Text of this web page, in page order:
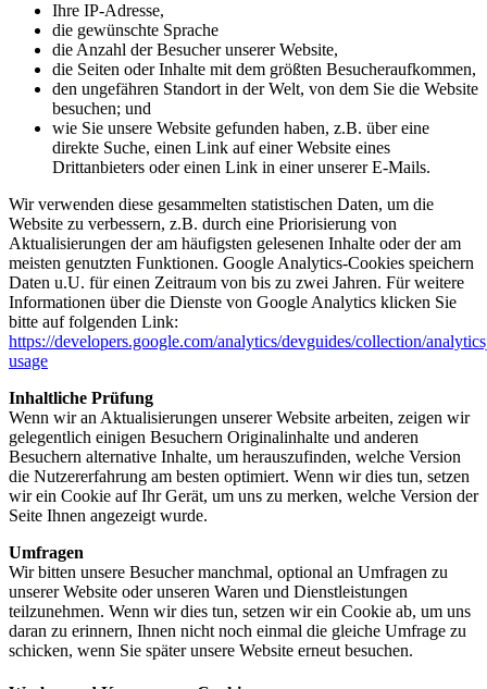
Ihre IP-Adresse,
die gewünschte Sprache
die Anzahl der Besucher unserer Website,
die Seiten oder Inhalte mit dem größten Besucheraufkommen,
den ungefähren Standort in der Welt, von dem Sie die Website
besuchen; und
wie Sie unsere Website gefunden haben, z.B. über eine
direkte Suche, einen Link auf einer Website eines
Drittanbieters oder einen Link in einer unserer E-Mails.
Wir verwenden diese gesammelten statistischen Daten, um die
Website zu verbessern, z.B. durch eine Priorisierung von
Aktualisierungen der am häufigsten gelesenen Inhalte oder der am
meisten genutzten Funktionen. Google Analytics-Cookies speichern
Daten u.U. für einen Zeitraum von bis zu zwei Jahren. Für weitere
Informationen über die Dienste von Google Analytics klicken Sie
bitte auf folgenden Link:
https://developers.google.com/analytics/devguides/collection/
usage
Inhaltliche Prüfung
Wenn wir an Aktualisierungen unserer Website arbeiten, zeigen wir
gelegentlich einigen Besuchern Originalinhalte und anderen
Besuchern alternative Inhalte, um herauszufinden, welche Version
die Nutzererfahrung am besten optimiert. Wenn wir dies tun, setzen
wir ein Cookie auf Ihr Gerät, um uns zu merken, welche Version der
Seite Ihnen angezeigt wurde.
Umfragen
Wir bitten unsere Besucher manchmal, optional an Umfragen zu
unserer Website oder unseren Waren und Dienstleistungen
teilzunehmen. Wenn wir dies tun, setzen wir ein Cookie ab, um uns
daran zu erinnern, Ihnen nicht noch einmal die gleiche Umfrage zu
schicken, wenn Sie später unsere Website erneut besuchen.